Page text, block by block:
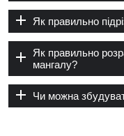
Як правильно
Як правильно
мангалу?
Чи можна